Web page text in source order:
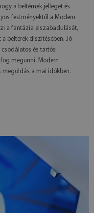
a beltérnek jelleget és
festményektől a Modern
a fantázia elszabadulását,
belterek díszítésében. Jó
és tartós
megunni. Modern
megoldás a mai időkben.